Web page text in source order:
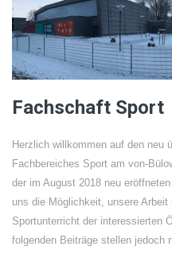
Fachschaft Sport
Herzlich willkommen auf den neu
Fachbereiches Sport am von-
der im August 2018 neu
uns die Möglichkeit, unsere
Sportunterricht der interessierten
folgenden Beiträge stellen jedoch